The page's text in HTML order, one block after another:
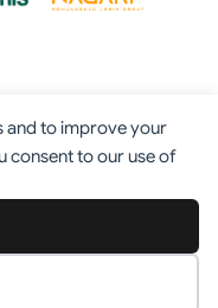
and to improve your
consent to our use of
Iklan